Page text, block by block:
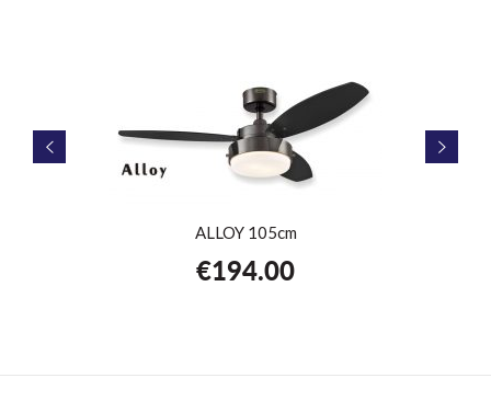
ALLOY 105cm
€194.00